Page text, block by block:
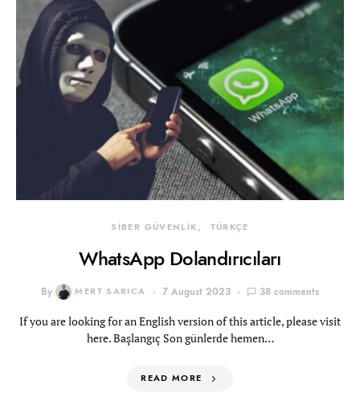
SİBER GÜVENLİK TÜRKÇE
WhatsApp Dolandırıcıları
By MERT SARICA 7 August 2023 38 comments
If you are looking for an English version of this article, please visit
here. Başlangıç Son günlerde hemen…
READ MORE